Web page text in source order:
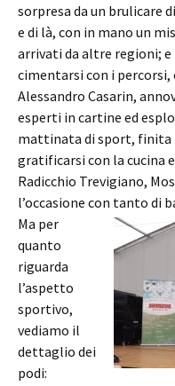
sorpresa da un brulicare
e di là, con in mano un
arrivati da altre regioni;
cimentarsi con i
Alessandro Casarin,
esperti in cartine ed
mattinata di sport,
gratificarsi con la cucina
Radicchio Trevigiano,
l’occasione con tanto di
Ma per
quanto
riguarda
l’aspetto
sportivo,
vediamo il
dettaglio dei
podi: